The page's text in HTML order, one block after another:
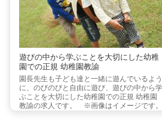
遊びの中から学ぶことを大切にした幼稚
園での正規 幼稚園教諭
園長先生も子ども達と一緒に遊んでいるよう
に、のびのびと自由に遊び、遊びの中から学
ぶことを大切にした幼稚園での正規 幼稚園
教諭の求人です。 ※画像はイメージです。